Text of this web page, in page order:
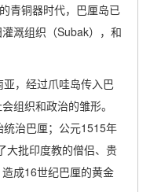
青铜器时代，巴厘岛已
溉组织（Subak），和
，经过爪哇岛传入巴
组织和政治的雏形。
治巴厘；公元1515年
大批印度教的僧侣、贵
成16世纪巴厘的黄金